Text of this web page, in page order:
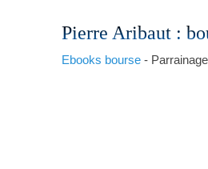
Pierre Aribaut:
Ebooks bourse-